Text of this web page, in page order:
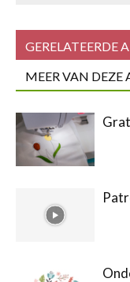
GERELATEERDE
MEER VAN DEZE